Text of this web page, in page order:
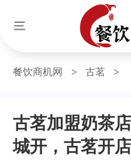
餐饮商机网 > 古茗 >
古茗加盟奶茶
城开，古茗开